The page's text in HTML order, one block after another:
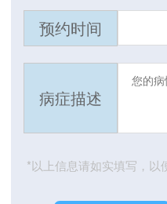
预约时间
病症描述
*以上信息请如实填写，以